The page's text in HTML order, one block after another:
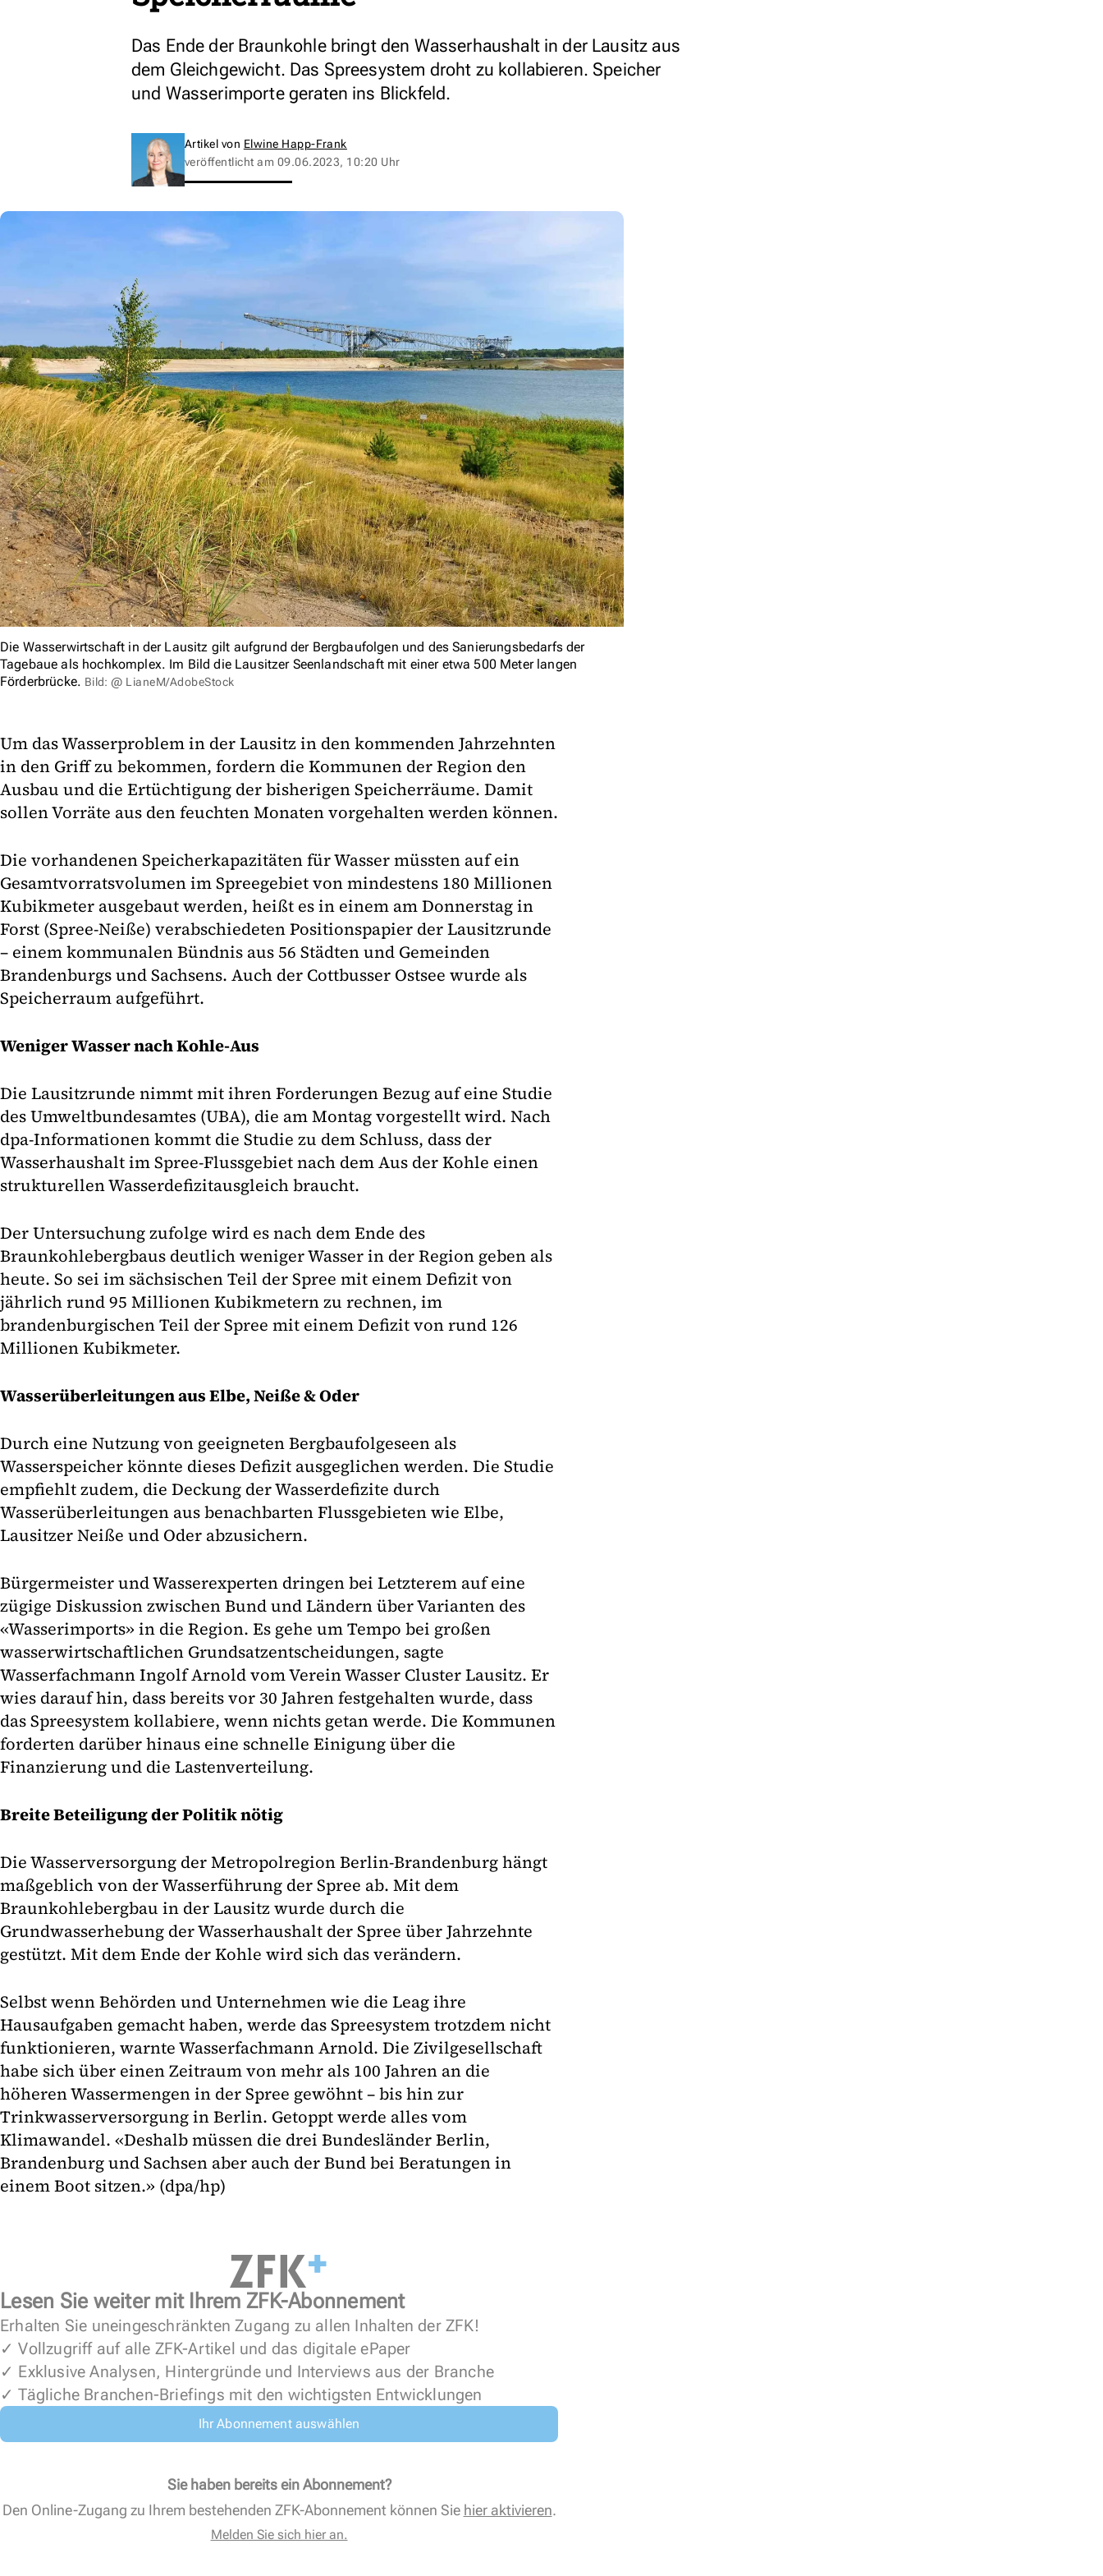
Das Ende der Braunkohle bringt den Wasserhaushalt in der Lausitz aus
dem Gleichgewicht. Das Spreesystem droht zu kollabieren. Speicher
und Wasserimporte geraten ins Blickfeld.
Artikel von Elwine Happ-Frank
veröffentlicht am 09.06.2023, 10:20 Uhr
Die Wasserwirtschaft in der Lausitz gilt aufgrund der Bergbaufolgen und des Sanierungsbedarfs der
Tagebaue als hochkomplex. Im Bild die Lausitzer Seenlandschaft mit einer etwa 500 Meter langen
Förderbrücke. Bild: @ LianeM/AdobeStock
Um das Wasserproblem in der Lausitz in den kommenden Jahrzehnten
in den Griff zu bekommen, fordern die Kommunen der Region den
Ausbau und die Ertüchtigung der bisherigen Speicherräume. Damit
sollen Vorräte aus den feuchten Monaten vorgehalten werden können.
Die vorhandenen Speicherkapazitäten für Wasser müssten auf ein
Gesamtvorratsvolumen im Spreegebiet von mindestens 180 Millionen
Kubikmeter ausgebaut werden, heißt es in einem am Donnerstag in
Forst (Spree-Neiße) verabschiedeten Positionspapier der Lausitzrunde
– einem kommunalen Bündnis aus 56 Städten und Gemeinden
Brandenburgs und Sachsens. Auch der Cottbusser Ostsee wurde als
Speicherraum aufgeführt.
Weniger Wasser nach Kohle-Aus
Die Lausitzrunde nimmt mit ihren Forderungen Bezug auf eine Studie
des Umweltbundesamtes (UBA), die am Montag vorgestellt wird. Nach
dpa-Informationen kommt die Studie zu dem Schluss, dass der
Wasserhaushalt im Spree-Flussgebiet nach dem Aus der Kohle einen
strukturellen Wasserdefizitausgleich braucht.
Der Untersuchung zufolge wird es nach dem Ende des
Braunkohlebergbaus deutlich weniger Wasser in der Region geben als
heute. So sei im sächsischen Teil der Spree mit einem Defizit von
jährlich rund 95 Millionen Kubikmetern zu rechnen, im
brandenburgischen Teil der Spree mit einem Defizit von rund 126
Millionen Kubikmeter.
Wasserüberleitungen aus Elbe, Neiße & Oder
Durch eine Nutzung von geeigneten Bergbaufolgeseen als
Wasserspeicher könnte dieses Defizit ausgeglichen werden. Die Studie
empfiehlt zudem, die Deckung der Wasserdefizite durch
Wasserüberleitungen aus benachbarten Flussgebieten wie Elbe,
Lausitzer Neiße und Oder abzusichern.
Bürgermeister und Wasserexperten dringen bei Letzterem auf eine
zügige Diskussion zwischen Bund und Ländern über Varianten des
«Wasserimports» in die Region. Es gehe um Tempo bei großen
wasserwirtschaftlichen Grundsatzentscheidungen, sagte
Wasserfachmann Ingolf Arnold vom Verein Wasser Cluster Lausitz. Er
wies darauf hin, dass bereits vor 30 Jahren festgehalten wurde, dass
das Spreesystem kollabiere, wenn nichts getan werde. Die Kommunen
forderten darüber hinaus eine schnelle Einigung über die
Finanzierung und die Lastenverteilung.
Breite Beteiligung der Politik nötig
Die Wasserversorgung der Metropolregion Berlin-Brandenburg hängt
maßgeblich von der Wasserführung der Spree ab. Mit dem
Braunkohlebergbau in der Lausitz wurde durch die
Grundwasserhebung der Wasserhaushalt der Spree über Jahrzehnte
gestützt. Mit dem Ende der Kohle wird sich das verändern.
Selbst wenn Behörden und Unternehmen wie die Leag ihre
Hausaufgaben gemacht haben, werde das Spreesystem trotzdem nicht
funktionieren, warnte Wasserfachmann Arnold. Die Zivilgesellschaft
habe sich über einen Zeitraum von mehr als 100 Jahren an die
höheren Wassermengen in der Spree gewöhnt – bis hin zur
Trinkwasserversorgung in Berlin. Getoppt werde alles vom
Klimawandel. «Deshalb müssen die drei Bundesländer Berlin,
Brandenburg und Sachsen aber auch der Bund bei Beratungen in
einem Boot sitzen.» (dpa/hp)
Lesen Sie weiter mit Ihrem ZFK-Abonnement
Erhalten Sie uneingeschränkten Zugang zu allen Inhalten der ZFK!
✓ Vollzugriff auf alle ZFK-Artikel und das digitale ePaper
✓ Exklusive Analysen, Hintergründe und Interviews aus der Branche
✓ Tägliche Branchen-Briefings mit den wichtigsten Entwicklungen
Ihr Abonnement auswählen
Sie haben bereits ein Abonnement?
Den Online-Zugang zu Ihrem bestehenden ZFK-Abonnement können Sie hier aktivieren.
Melden Sie sich hier an.